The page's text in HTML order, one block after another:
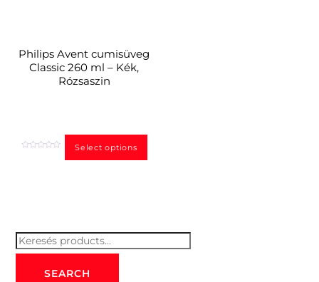
Philips Avent cumisüveg
Classic 260 ml – Kék,
Rózsaszin
5
Select options
Keresés
for:
SEARCH